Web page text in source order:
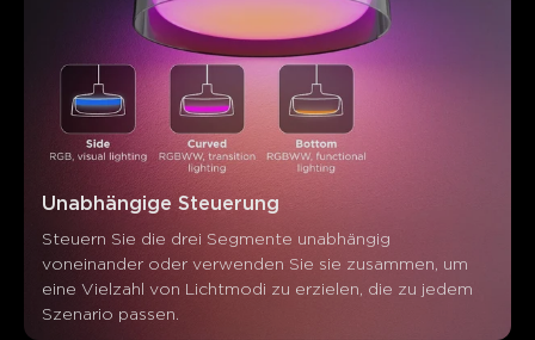
Unabhängige Steuerung
Steuern Sie die drei Segmente unabhängig
voneinander oder verwenden Sie sie zusammen, um
eine Vielzahl von Lichtmodi zu erzielen, die zu jedem
Szenario passen.